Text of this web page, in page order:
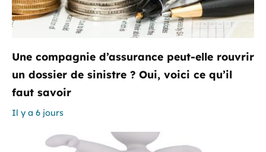
Une compagnie d’assurance peut-elle rouvrir
un dossier de sinistre ? Oui, voici ce qu’il
faut savoir
Il y a 6 jours